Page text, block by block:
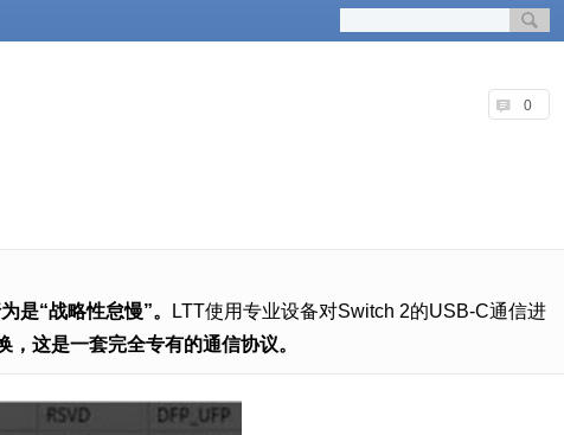
0
是“战略性怠慢”。
LTT使用专业设备对Switch 2的USB-C通信进
这是一套完全专有的通信协议。